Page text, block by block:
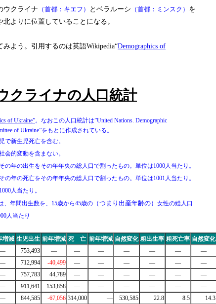
ウクライナ （首都：キエフ） とベラルーシ （首都：ミンスク） を
よりに位置していることになる。
よう。引用するのは英語Wikipedia“Demographics of
クライナの人口統計
of Ukraine”。なおこの人口統計は”United Nations. Demographic
of Ukraine”をもとに作成されている。
で新生児死亡を含む。
会的変動を含まない。
の年の出生をその年年央の総人口で割ったもの。単位は1000人当たり。
の年の死亡をその年年央の総人口で割ったもの。単位は1001人当たり。
人当たり。
、年間出生数を、15歳から45歳の （つまり出産年齢の） 女性の総人口
人当たり
増減 生児出生 前年増減 死 亡 前年増減 自然変化 粗出生率 粗死亡率 自然変化
― 753,493 ― ― ― ― ― ― ―
― 712,994 -40,499 ― ― ― ― ― ―
― 757,783 44,789 ― ― ― ― ― ―
― 911,641 153,858 ― ― ― ― ― ―
― 844,585 -67,056 314,000 ― 530,585 22.8 8.5 14.3